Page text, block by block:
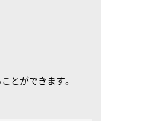
とができます。